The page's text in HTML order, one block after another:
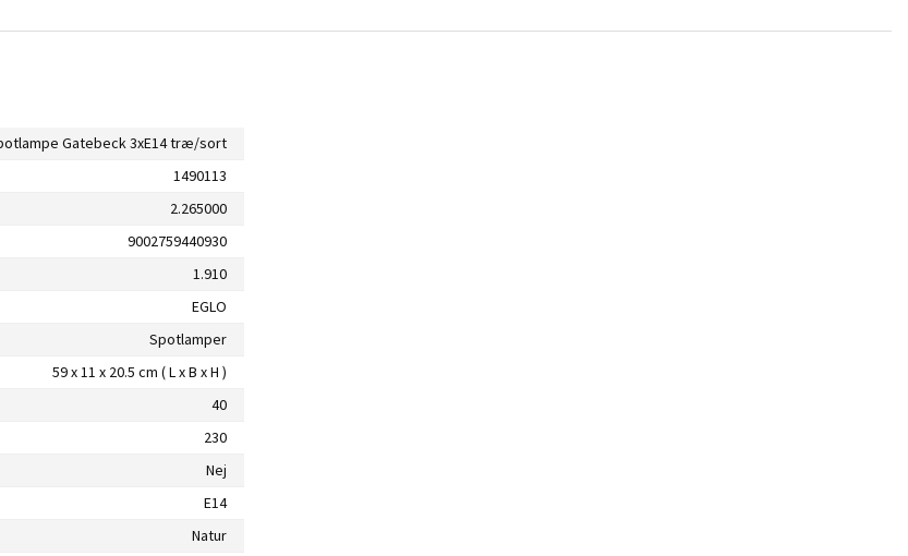
Gatebeck 3xE14 træ/sort
1490113
2.265000
9002759440930
1.910
EGLO
Spotlamper
59 x 11 x 20.5 cm ( L x B x H )
40
230
Nej
E14
Natur